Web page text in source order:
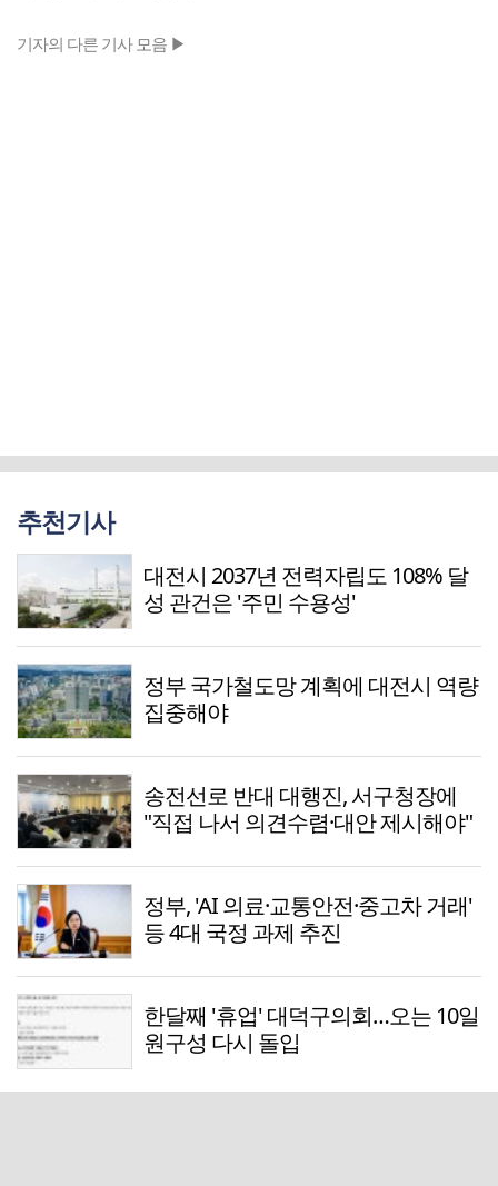
기자의 다른 기사 모음 ▶
추천기사
대전시 2037년 전력자립도 108% 달
성 관건은 '주민 수용성'
정부 국가철도망 계획에 대전시 역량
집중해야
송전선로 반대 대행진, 서구청장에
"직접 나서 의견수렴·대안 제시해야"
정부, 'AI 의료·교통안전·중고차 거래'
등 4대 국정 과제 추진
한달째 '휴업' 대덕구의회…오는 10일
원구성 다시 돌입